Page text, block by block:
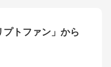
トファン」から